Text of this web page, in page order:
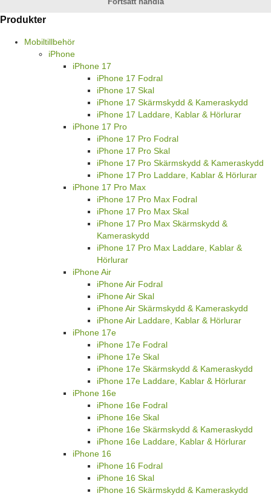
Produkter
Mobiltillbehör
iPhone
iPhone 17
iPhone 17 Fodral
iPhone 17 Skal
iPhone 17 Skärmskydd & Kameraskydd
iPhone 17 Laddare, Kablar & Hörlurar
iPhone 17 Pro
iPhone 17 Pro Fodral
iPhone 17 Pro Skal
iPhone 17 Pro Skärmskydd & Kameraskydd
iPhone 17 Pro Laddare, Kablar & Hörlurar
iPhone 17 Pro Max
iPhone 17 Pro Max Fodral
iPhone 17 Pro Max Skal
iPhone 17 Pro Max Skärmskydd &
Kameraskydd
iPhone 17 Pro Max Laddare, Kablar &
Hörlurar
iPhone Air
iPhone Air Fodral
iPhone Air Skal
iPhone Air Skärmskydd & Kameraskydd
iPhone Air Laddare, Kablar & Hörlurar
iPhone 17e
iPhone 17e Fodral
iPhone 17e Skal
iPhone 17e Skärmskydd & Kameraskydd
iPhone 17e Laddare, Kablar & Hörlurar
iPhone 16e
iPhone 16e Fodral
iPhone 16e Skal
iPhone 16e Skärmskydd & Kameraskydd
iPhone 16e Laddare, Kablar & Hörlurar
iPhone 16
iPhone 16 Fodral
iPhone 16 Skal
iPhone 16 Skärmskydd & Kameraskydd